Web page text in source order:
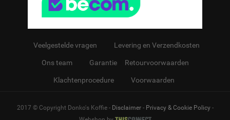
Veelgestelde vragen Levering en Verzendkosten
Ons team Garantie& Retourvoorwaarden
Klachtenprocedure Voorwaarden
2017 © Copyright Donko's Koffie - Disclaimer- Privacy & Cookie Policy-